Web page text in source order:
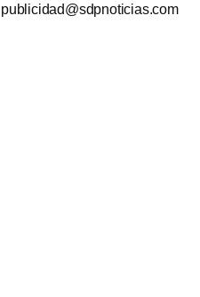
publicidad@sdpnoticias.com